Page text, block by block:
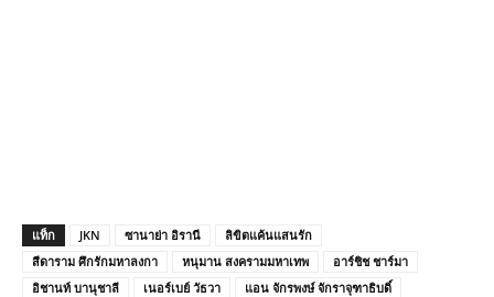
แท็ก JKN ซานาย่า อิรานี
ลิขิตแค้นแสนรัก
สีดาราม ศึกรักมหาลงกา
หนุมาน สงครามมหาเทพ
อาร์ชิช ชาร์มา
อิชานท์ บานุชาลี
เนอร์เบย์ วัธวา แอน จักรพงษ์ จักราจุฑาธิบดิ์